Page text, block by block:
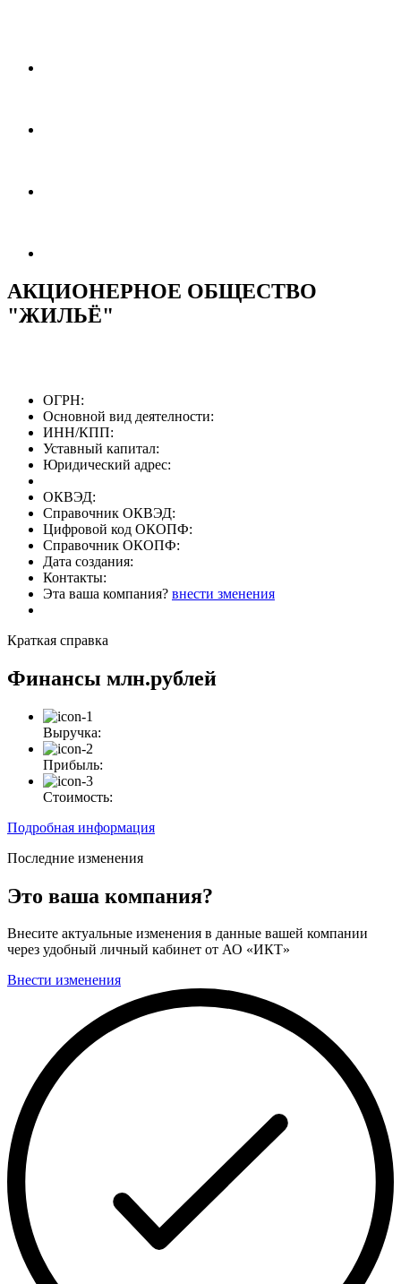
АКЦИОНЕРНОЕ ОБЩЕСТВО
"ЖИЛЬЁ"
ОГРН:
Основной вид деятелности:
ИНН/КПП:
Уставный капитал:
Юридический адрес:
ОКВЭД:
Справочник ОКВЭД:
Цифровой код ОКОПФ:
Справочник ОКОПФ:
Дата создания:
Контакты:
Эта ваша компания? внести зменения
Краткая справка
Финансы млн.рублей
Выручка:
Прибыль:
Стоимость:
Подробная информация
Последние изменения
Это ваша компания?
Внесите актуальные изменения в данные вашей компании
через удобный личный кабинет от АО «ИКТ»
Внести изменения